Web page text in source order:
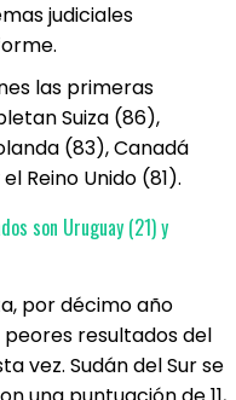
judiciales
las primeras
Suiza (86),
(83), Canadá
Reino Unido (81).
son Uruguay (21) y
por décimo año
peores resultados del
vez. Sudán del Sur se